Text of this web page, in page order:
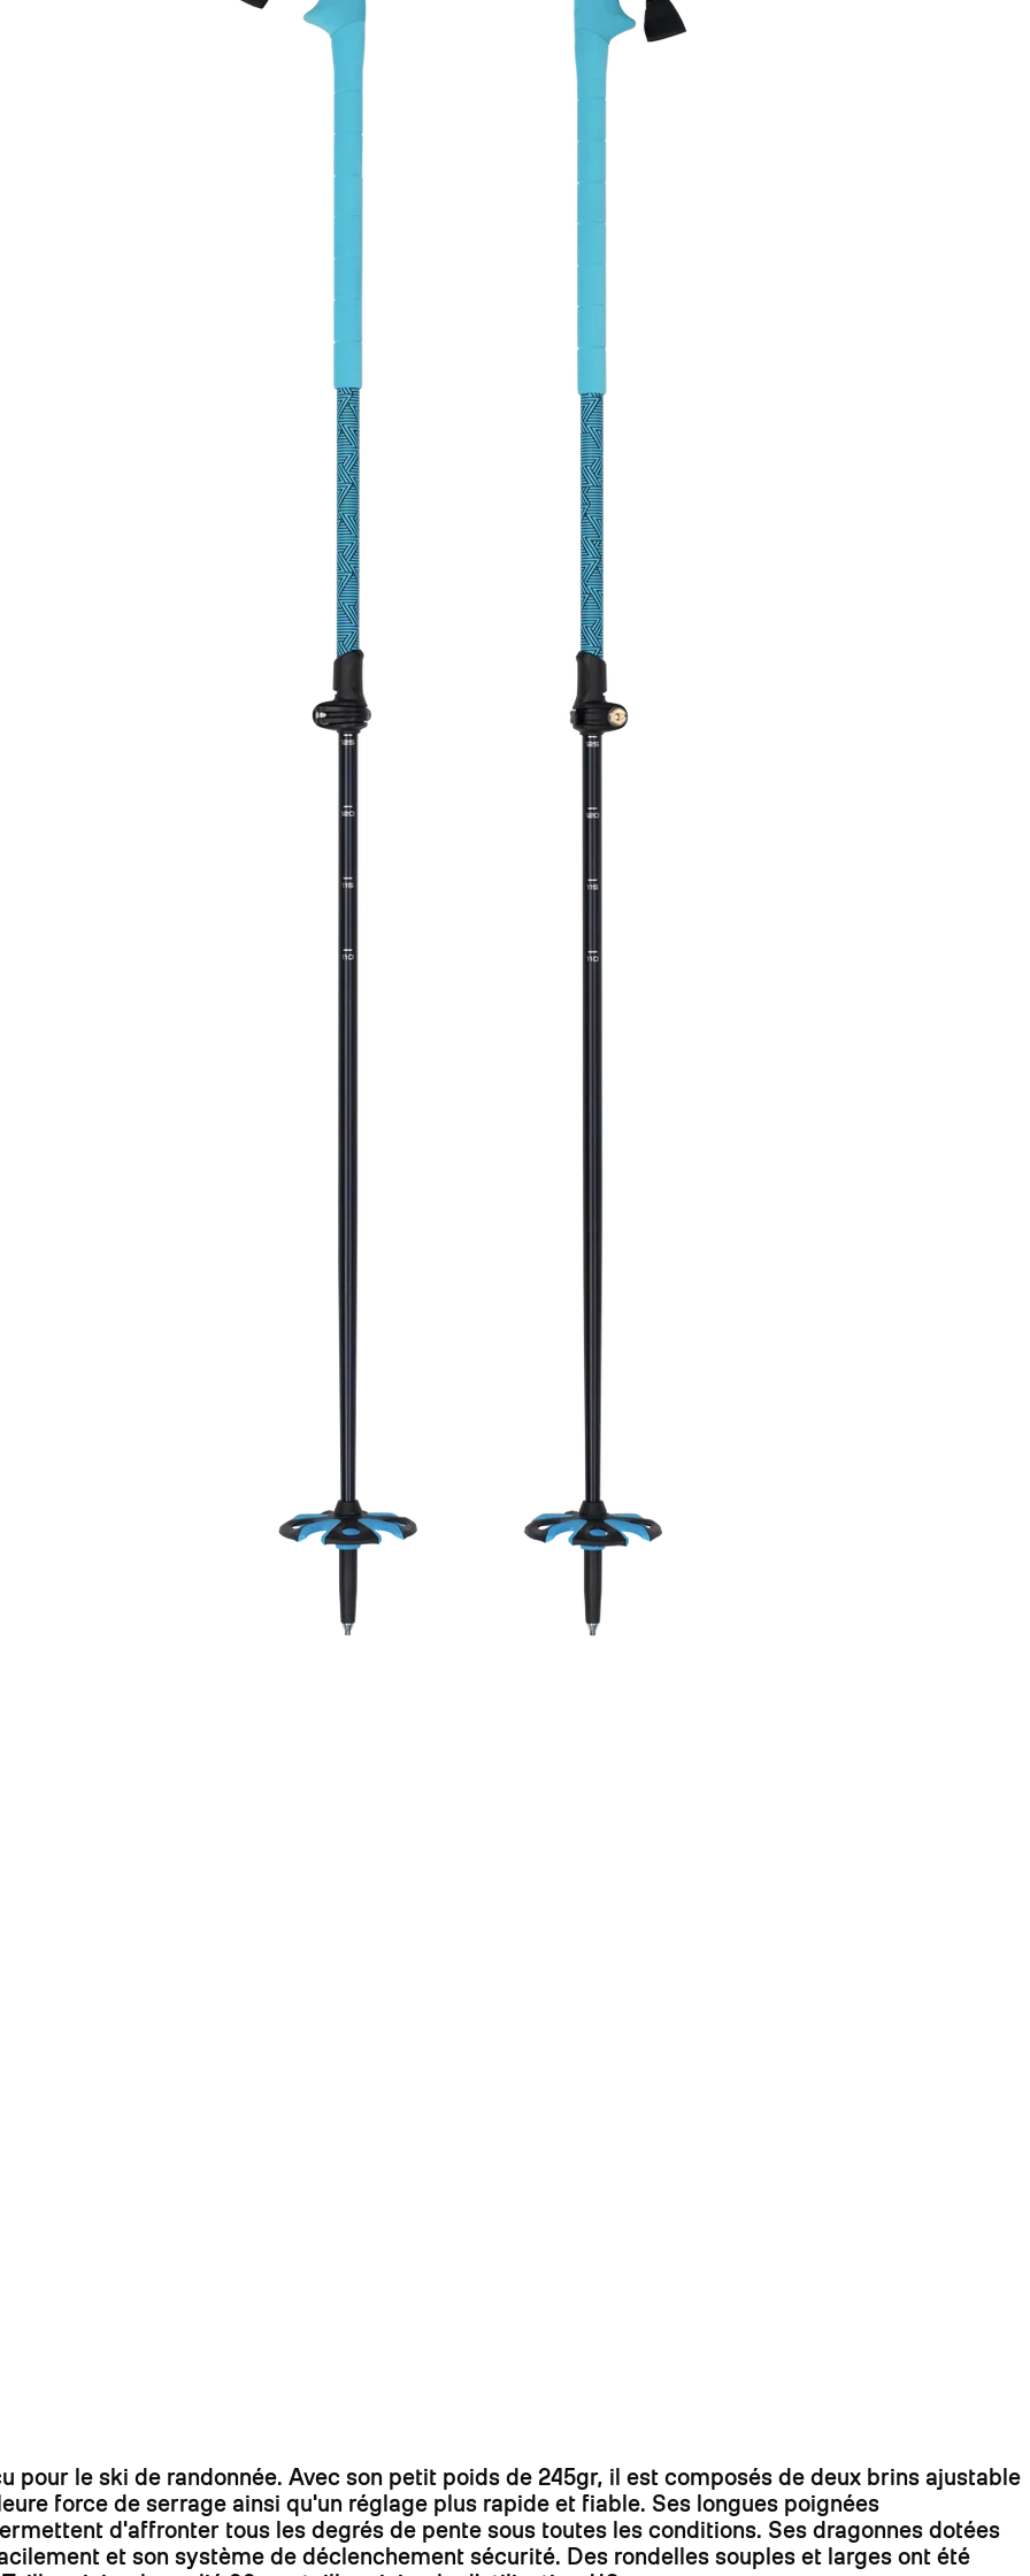
pour le ski de randonnée. Avec son petit poids de 245gr, il est composés de deux brins ajustable
force de serrage ainsi qu'un réglage plus rapide et fiable. Ses longues poignées
d'affronter tous les degrés de pente sous toutes les conditions. Ses dragonnes dotées
et son système de déclenchement sécurité. Des rondelles souples et larges ont été